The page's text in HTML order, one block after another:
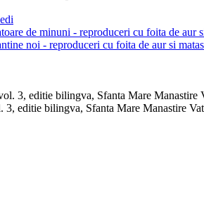
de minuni - reproduceri cu foita de aur
noi - reproduceri cu foita de aur si
3, editie bilingva, Sfanta Mare Manastire